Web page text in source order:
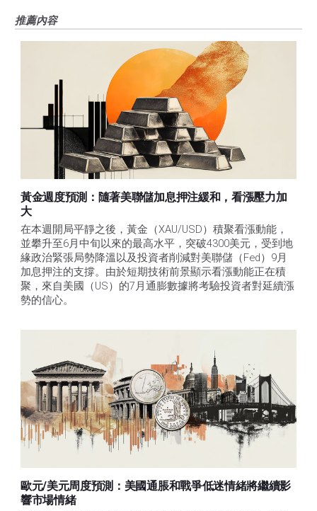
推薦內容
黃金週度預測：隨著美聯儲加息押注緩和，看漲壓力加
大
在本週開局平靜之後，黃金（XAU/USD）積聚看漲動能，
並攀升至6月中旬以來的最高水平，突破4300美元，受到地
緣政治緊張局勢降溫以及投資者削減對美聯儲（Fed）9月
加息押注的支撐。由於短期技術前景顯示看漲動能正在積
聚，來自美國（US）的7月通膨數據將考驗投資者對延續漲
勢的信心。
歐元/美元周度預測：美國通脹和戰爭低迷情緒將繼續影
響市場情緒